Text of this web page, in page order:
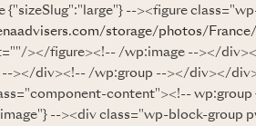
{"sizeSlug":"large"} --><figure
storage/photos/
></figure><!-- /wp:image --></
></div><!-- /wp:group --></div></
content"><!--
--><div class="wp-block-group